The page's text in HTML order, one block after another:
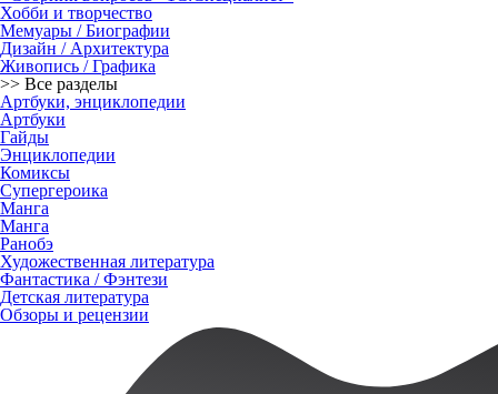
Хобби и творчество
Мемуары / Биографии
Дизайн / Архитектура
Живопись / Графика
>> Все разделы
Артбуки, энциклопедии
Артбуки
Гайды
Энциклопедии
Комиксы
Супергероика
Манга
Манга
Ранобэ
Художественная литература
Фантастика / Фэнтези
Детская литература
Обзоры и рецензии